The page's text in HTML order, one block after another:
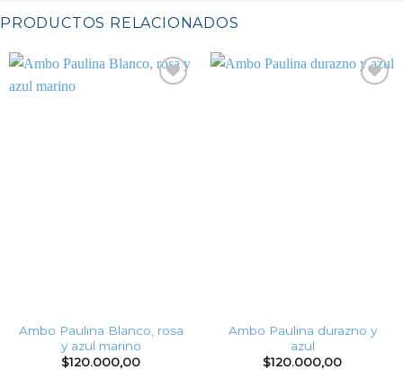
PRODUCTOS RELACIONADOS
Ambo Paulina Blanco, rosa
y azul marino
$120.000,00
Ambo Paulina durazno y
azul
$120.000,00